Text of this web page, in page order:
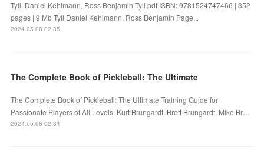
Tyll. Daniel Kehlmann, Ross Benjamin Tyll.pdf ISBN: 9781524747466 | 352
pages | 9 Mb Tyll Daniel Kehlmann, Ross Benjamin Page...
2024.05.08 02:35
The Complete Book of Pickleball: The Ultimate
The Complete Book of Pickleball: The Ultimate Training Guide for
Passionate Players of All Levels. Kurt Brungardt, Brett Brungardt, Mike Br…
2024.05.08 02:34